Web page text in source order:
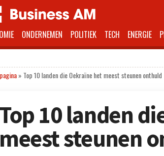
ONDERNEMEN POLITIEK TECH ENERGIE
» Top 10 landen die Oekraïne het meest steunen onthuld
Top 10 landen
meest steunen